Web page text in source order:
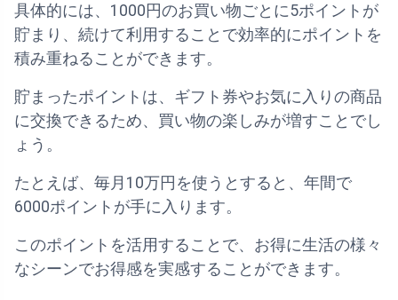
具体的には、1000円のお買い物ごとに5ポイントが
貯まり、続けて利用することで効率的にポイントを
積み重ねることができます。
貯まったポイントは、ギフト券やお気に入りの商品
に交換できるため、買い物の楽しみが増すことでし
ょう。
たとえば、毎月10万円を使うとすると、年間で
6000ポイントが手に入ります。
このポイントを活用することで、お得に生活の様々
なシーンでお得感を実感することができます。